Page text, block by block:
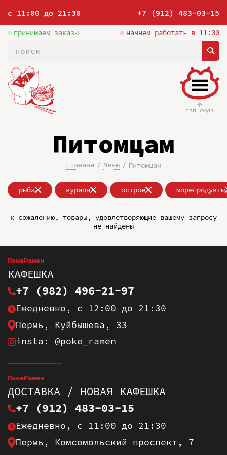
с 11:00 до 21:30 +7 (912) 483-03-15
принимаем заказы начнём работать в 11:00
тап сюда
Питомцам
Главная Меню Питомцам
рыба курица острое морепродукты
к сожалению, товары, удовлетворяющие вашему запросу
не найдены
ПокеРамен
КАФЕШКА
+7 (982) 496-21-97
Ежедневно, с 12:00 до 21:30
Пермь, Куйбышева, 33
insta: @poke_ramen
ПокеРамен
ДОСТАВКА / НОВАЯ КАФЕШКА
+7 (912) 483-03-15
Ежедневно, с 11:00 до 21:30
Пермь, Комсомольский проспект, 7